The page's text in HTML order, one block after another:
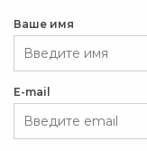
Ваше имя
E-mail